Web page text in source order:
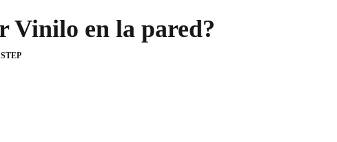
Vinilo en la pared?